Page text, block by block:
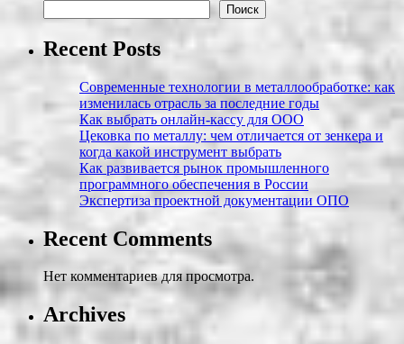
Поиск
Recent Posts
Современные технологии в металлообработке: как
изменилась отрасль за последние годы
Как выбрать онлайн-кассу для ООО
Цековка по металлу: чем отличается от зенкера и
когда какой инструмент выбрать
Как развивается рынок промышленного
программного обеспечения в России
Экспертиза проектной документации ОПО
Recent Comments
Нет комментариев для просмотра.
Archives